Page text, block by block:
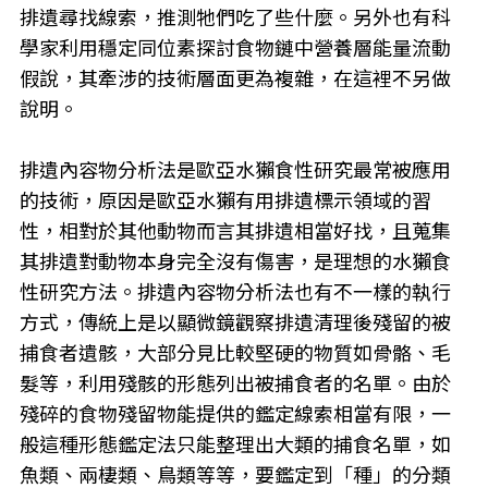
排遺尋找線索，推測牠們吃了些什麼。另外也有科
學家利用穩定同位素探討食物鏈中營養層能量流動
假說，其牽涉的技術層面更為複雜，在這裡不另做
說明。
排遺內容物分析法是歐亞水獺食性研究最常被應用
的技術，原因是歐亞水獺有用排遺標示領域的習
性，相對於其他動物而言其排遺相當好找，且蒐集
其排遺對動物本身完全沒有傷害，是理想的水獺食
性研究方法。排遺內容物分析法也有不一樣的執行
方式，傳統上是以顯微鏡觀察排遺清理後殘留的被
捕食者遺骸，大部分見比較堅硬的物質如骨骼、毛
髮等，利用殘骸的形態列出被捕食者的名單。由於
殘碎的食物殘留物能提供的鑑定線索相當有限，一
般這種形態鑑定法只能整理出大類的捕食名單，如
魚類、兩棲類、鳥類等等，要鑑定到「種」的分類